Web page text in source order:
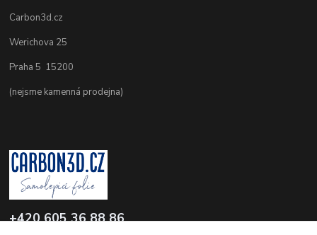
Carbon3d.cz
Werichova 25
Praha 5 15200
(nejsme kamenná prodejna)
+420 605 36 88 86